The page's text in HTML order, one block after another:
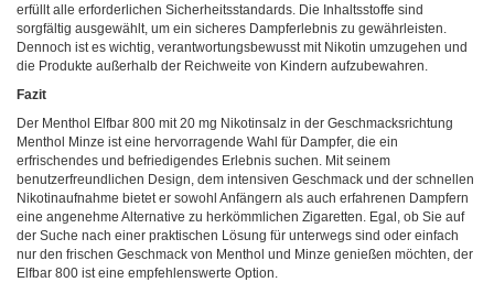
erfüllt alle erforderlichen Sicherheitsstandards. Die Inhaltsstoffe sind
sorgfältig ausgewählt, um ein sicheres Dampferlebnis zu gewährleisten.
Dennoch ist es wichtig, verantwortungsbewusst mit Nikotin umzugehen und
die Produkte außerhalb der Reichweite von Kindern aufzubewahren.
Fazit
Der Menthol Elfbar 800 mit 20 mg Nikotinsalz in der Geschmacksrichtung
Menthol Minze ist eine hervorragende Wahl für Dampfer, die ein
erfrischendes und befriedigendes Erlebnis suchen. Mit seinem
benutzerfreundlichen Design, dem intensiven Geschmack und der schnellen
Nikotinaufnahme bietet er sowohl Anfängern als auch erfahrenen Dampfern
eine angenehme Alternative zu herkömmlichen Zigaretten. Egal, ob Sie auf
der Suche nach einer praktischen Lösung für unterwegs sind oder einfach
nur den frischen Geschmack von Menthol und Minze genießen möchten, der
Elfbar 800 ist eine empfehlenswerte Option.